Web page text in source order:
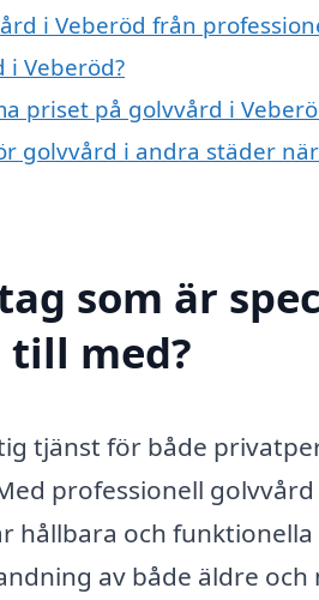
i Veberöd från
i Veberöd?
priset på golvvård i
golvvård i andra städer
som är
till med?
tjänst för både
professionell
hållbara och
av både äldre